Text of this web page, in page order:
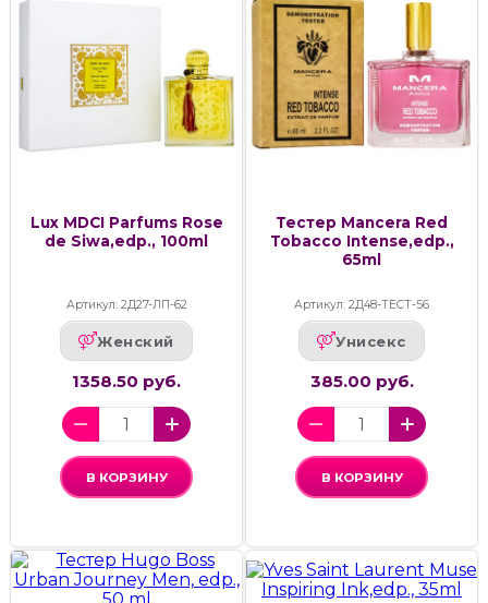
Lux MDCI Parfums Rose
de Siwa,edp., 100ml
Артикул: 2Д27-ЛП-62
Женский
1358.50 руб.
В КОРЗИНУ
Тестер Mancera Red
Tobacco Intense,edp.,
65ml
Артикул: 2Д48-ТЕСТ-56
Унисекс
385.00 руб.
В КОРЗИНУ